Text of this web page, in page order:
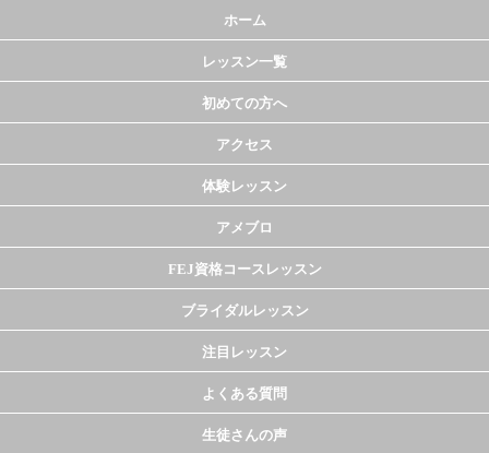
ホーム
レッスン一覧
初めての方へ
アクセス
体験レッスン
アメブロ
FEJ資格コースレッスン
ブライダルレッスン
注目レッスン
よくある質問
生徒さんの声